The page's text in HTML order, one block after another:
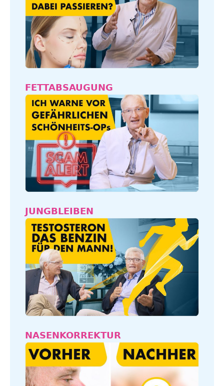
FETTABSAUGUNG
JUNGBLEIBEN
NASENKORREKTUR